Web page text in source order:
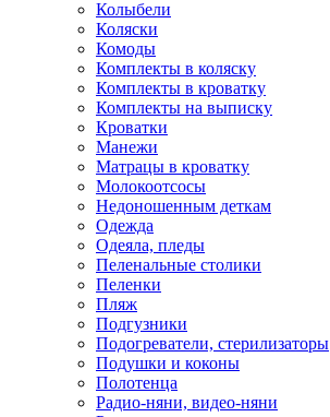
Колыбели
Коляски
Комоды
Комплекты в коляску
Комплекты в кроватку
Комплекты на выписку
Кроватки
Манежи
Матрацы в кроватку
Молокоотсосы
Недоношенным деткам
Одежда
Одеяла, пледы
Пеленальные столики
Пеленки
Пляж
Подгузники
Подогреватели, стерилизаторы
Подушки и коконы
Полотенца
Радио-няни, видео-няни